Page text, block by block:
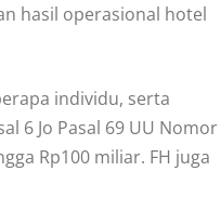
hasil operasional hotel
individu, serta
6 Jo Pasal 69 UU Nomor
Rp100 miliar. FH juga